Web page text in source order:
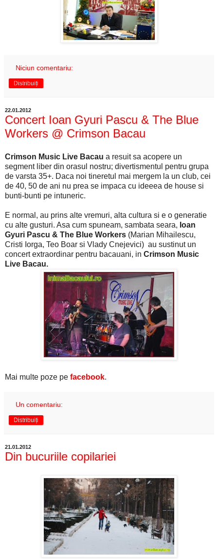
Niciun comentariu:
Distribuiți
22.01.2012
Concert Ioan Gyuri Pascu & The Blue
Workers @ Crimson Bacau
Crimson Music Live Bacau a resuit sa acopere un
segment liber din orasul nostru; divertismentul pentru grupa
de varsta 35+. Daca noi tineretul mai mergem la un club, cei
de 40, 50 de ani nu prea se impaca cu ideeea de house si
bunti-bunti pe intuneric.
E normal, au prins alte vremuri, alta cultura si e o generatie
cu alte gusturi. Asa cum spuneam, sambata seara, Ioan
Gyuri Pascu & The Blue Workers (Marian Mihailescu,
Cristi Iorga, Teo Boar si Vlady Cnejevici) au sustinut un
concert extraordinar pentru bacauani, in Crimson Music
Live Bacau.
Mai multe poze pe facebook.
Un comentariu:
Distribuiți
21.01.2012
Din bucuriile copilariei